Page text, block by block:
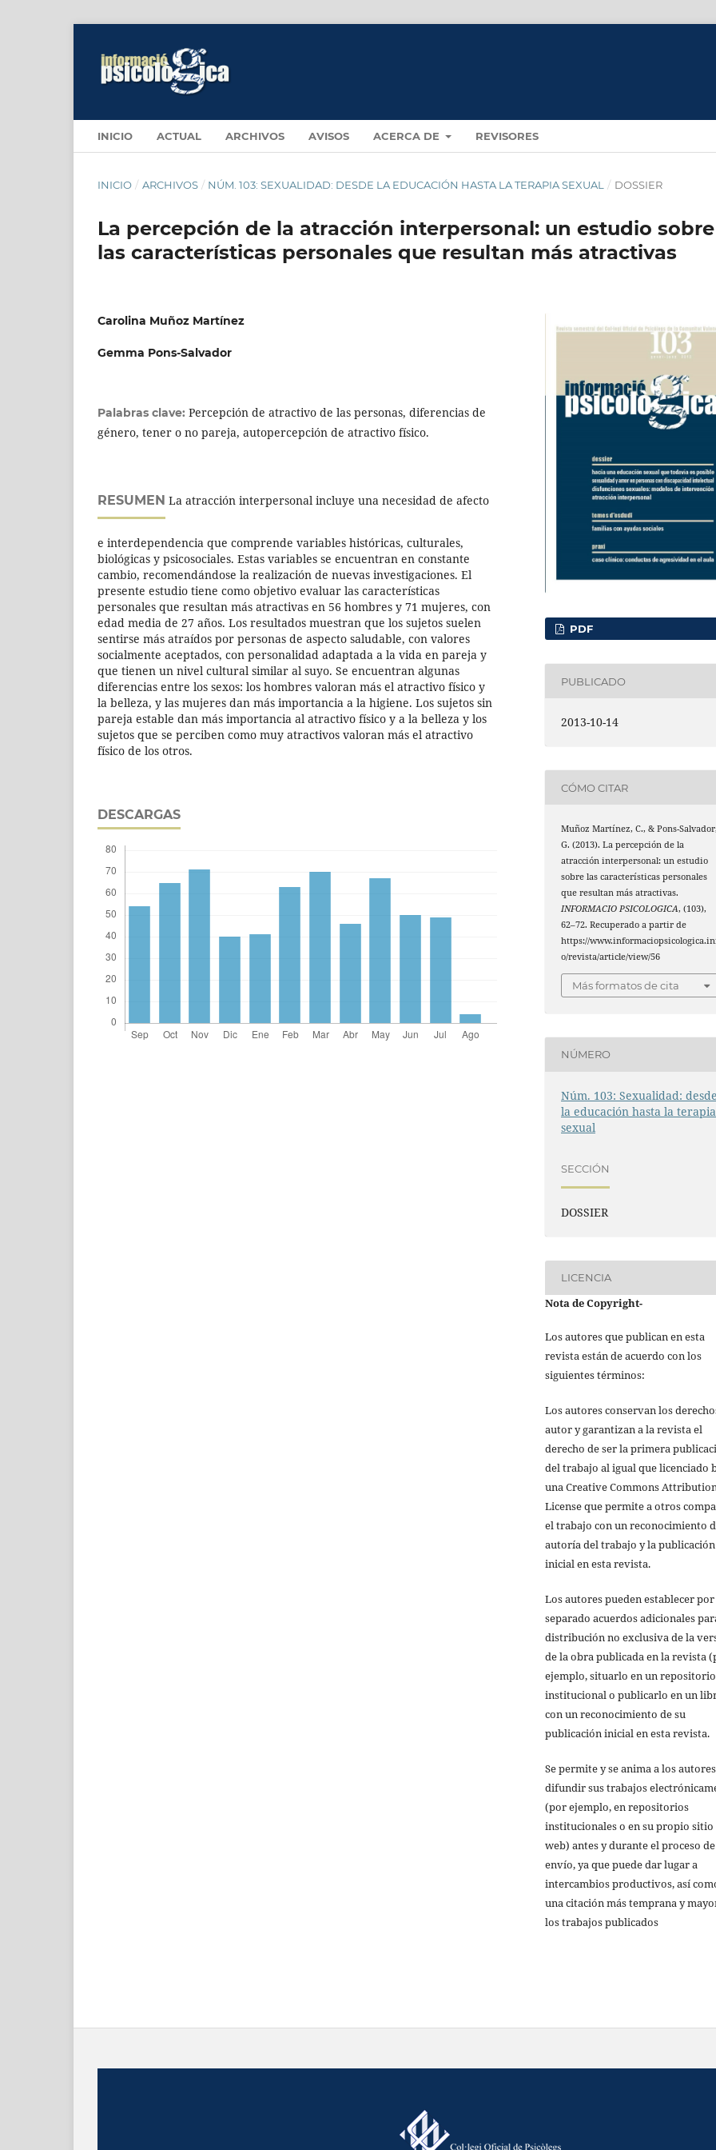
INICIO ACTUAL ARCHIVOS AVISOS ACERCA DE REVISORES
INICIO / ARCHIVOS / NÚM. 103: SEXUALIDAD: DESDE LA EDUCACIÓN HASTA LA TERAPIA SEXUAL / DOSSIER
La percepción de la atracción interpersonal: un estudio sobre
las características personales que resultan más atractivas
Carolina Muñoz Martínez
Gemma Pons-Salvador
Palabras clave: Percepción de atractivo de las personas, diferencias de
género, tener o no pareja, autopercepción de atractivo físico.
RESUMEN La atracción interpersonal incluye una necesidad de afecto
e interdependencia que comprende variables históricas, culturales,
biológicas y psicosociales. Estas variables se encuentran en constante
cambio, recomendándose la realización de nuevas investigaciones. El
presente estudio tiene como objetivo evaluar las características
personales que resultan más atractivas en 56 hombres y 71 mujeres, con
edad media de 27 años. Los resultados muestran que los sujetos suelen
sentirse más atraídos por personas de aspecto saludable, con valores
socialmente aceptados, con personalidad adaptada a la vida en pareja y
que tienen un nivel cultural similar al suyo. Se encuentran algunas
diferencias entre los sexos: los hombres valoran más el atractivo físico y
la belleza, y las mujeres dan más importancia a la higiene. Los sujetos sin
pareja estable dan más importancia al atractivo físico y a la belleza y los
sujetos que se perciben como muy atractivos valoran más el atractivo
físico de los otros.
DESCARGAS
PDF
PUBLICADO
2013-10-14
CÓMO CITAR
Muñoz Martínez, C., & Pons-Salvador,
G. (2013). La percepción de la
atracción interpersonal: un estudio
sobre las características personales
que resultan más atractivas.
INFORMACIO PSICOLOGICA, (103),
62–72. Recuperado a partir de
https://
o/revista/article/view/56
Más formatos de cita
NÚMERO
Núm. 103: Sexualidad: desde
la educación hasta la terapia
sexual
SECCIÓN
DOSSIER
LICENCIA
Nota de Copyright-
Los autores que publican en esta
revista están de acuerdo con los
siguientes términos:
Los autores conservan los
autor y garantizan a la revista el
derecho de ser la primera
del trabajo al igual que licenciado
una Creative Commons
License que permite a otros
el trabajo con un reconocimiento
autoría del trabajo y la publicación
inicial en esta revista.
Los autores pueden establecer por
separado acuerdos adicionales
distribución no exclusiva de la
de la obra publicada en la revista
ejemplo, situarlo en un repositorio
institucional o publicarlo en un
con un reconocimiento de su
publicación inicial en esta revista.
Se permite y se anima a los
difundir sus trabajos
(por ejemplo, en repositorios
institucionales o en su propio sitio
web) antes y durante el proceso de
envío, ya que puede dar lugar a
intercambios productivos, así
una citación más temprana y
los trabajos publicados